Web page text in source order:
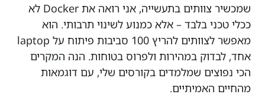
שמכשיר צוותים בתעשייה, אני רואה את Docker לא
ככלי טכני בלבד – אלא כמנוע לשינוי תרבותי. הוא
מאפשר לצוותים להריץ 100 סביבות פיתוח על laptop
אחד, לבדוק במהירות ולפרוס בטוחות. הנה המקרים
הכי נפוצים שמלמדים בקורסים שלי, עם דוגמאות
מהחיים האמיתיים.